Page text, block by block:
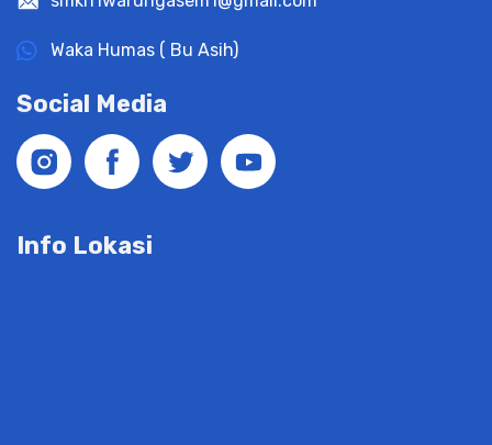
Waka Humas ( Bu Asih)
Social Media
Info Lokasi